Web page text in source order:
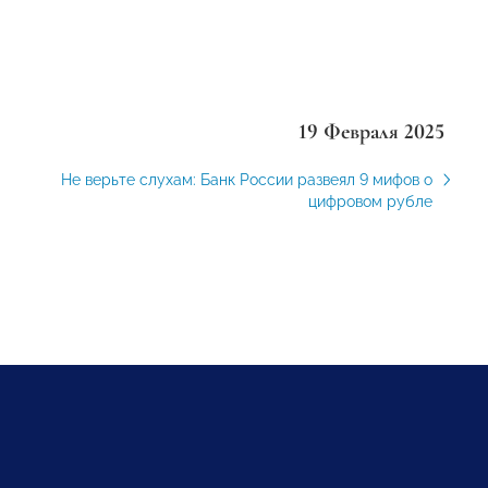
19 Февраля 2025
Не верьте слухам: Банк России развеял 9 мифов о
цифровом рубле